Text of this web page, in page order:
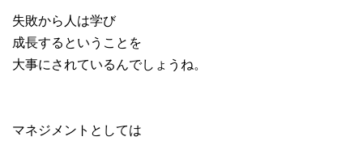
失敗から人は学び
成長するということを
大事にされているんでしょうね。
マネジメントとしては